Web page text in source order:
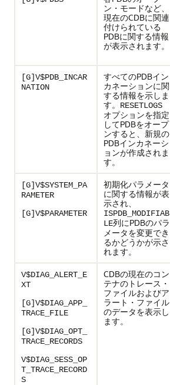
ン・モードなど、
現在のCDBに関連
付けられている
PDBに関する情報
が表示されます。
[G]V$PDB_INCAR
NATION
すべてのPDBイン
カネーションに関
する情報を示しま
す。
RESETLOGS
オプションを指定
してPDBをオープ
ンすると、新規の
PDBインカネーシ
ョンが作成されま
す。
[G]V$SYSTEM_PA
RAMETER
[G]V$PARAMETER
初期化パラメータ
に関する情報が表
示され、
ISPDB_MODIFIAB
LE列にPDBのパラ
メータを変更でき
るかどうかが示さ
れます。
V$DIAG_ALERT_E
XT
[G]V$DIAG_APP_
TRACE_FILE
[G]V$DIAG_OPT_
TRACE_RECORDS
V$DIAG_SESS_OP
T_TRACE_RECORD
S
CDBの現在のコン
テナのトレース・
ファイルおよびア
ラート・ファイル
のデータを表示し
ます。